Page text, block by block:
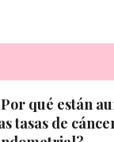
qué están
tasas de